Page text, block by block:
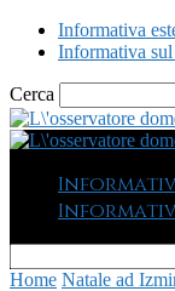
Informativa
Informativa
Cerca
Home Natale ad